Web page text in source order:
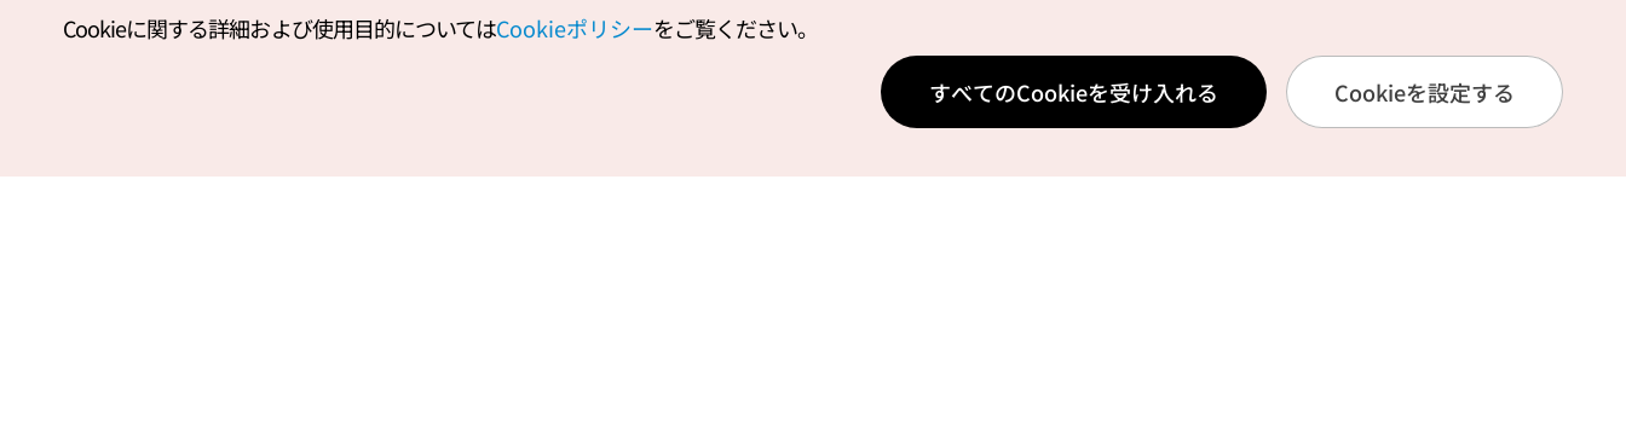
Cookieに関する詳細および使用目的についてはCookieポリシーをご覧ください。
すべてのCookieを受け入れる Cookieを設定する